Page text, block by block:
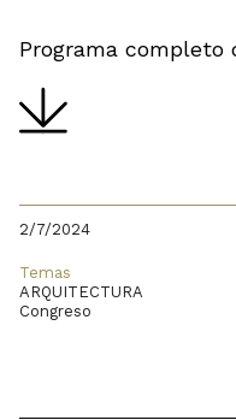
Programa completo
2/7/2024
Temas
ARQUITECTURA
Congreso